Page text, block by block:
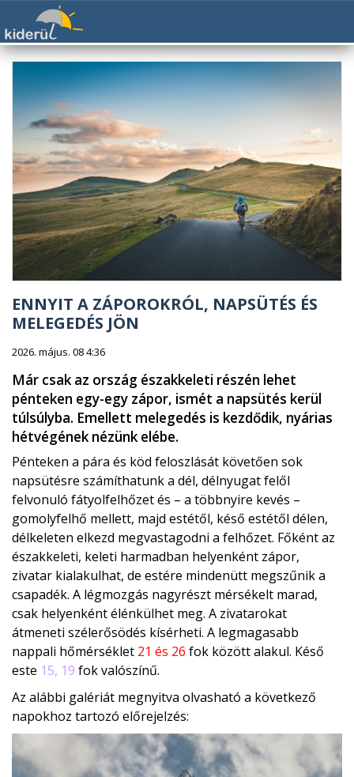
ENNYIT A ZÁPOROKRÓL, NAPSÜTÉS ÉS
MELEGEDÉS JÖN
2026. május. 08 4:36
Már csak az ország északkeleti részén lehet
pénteken egy-egy zápor, ismét a napsütés kerül
túlsúlyba. Emellett melegedés is kezdődik, nyárias
hétvégének nézünk elébe.
Pénteken a pára és köd feloszlását követően sok
napsütésre számíthatunk a dél, délnyugat felől
felvonuló fátyolfelhőzet és – a többnyire kevés –
gomolyfelhő mellett, majd estétől, késő estétől délen,
délkeleten elkezd megvastagodni a felhőzet. Főként az
északkeleti, keleti harmadban helyenként zápor,
zivatar kialakulhat, de estére mindenütt megszűnik a
csapadék. A légmozgás nagyrészt mérsékelt marad,
csak helyenként élénkülhet meg. A zivatarokat
átmeneti szélerősödés kísérheti. A legmagasabb
nappali hőmérséklet 21 és 26 fok között alakul. Késő
este 15, 19 fok valószínű.
Az alábbi galériát megnyitva olvasható a következő
napokhoz tartozó előrejelzés: